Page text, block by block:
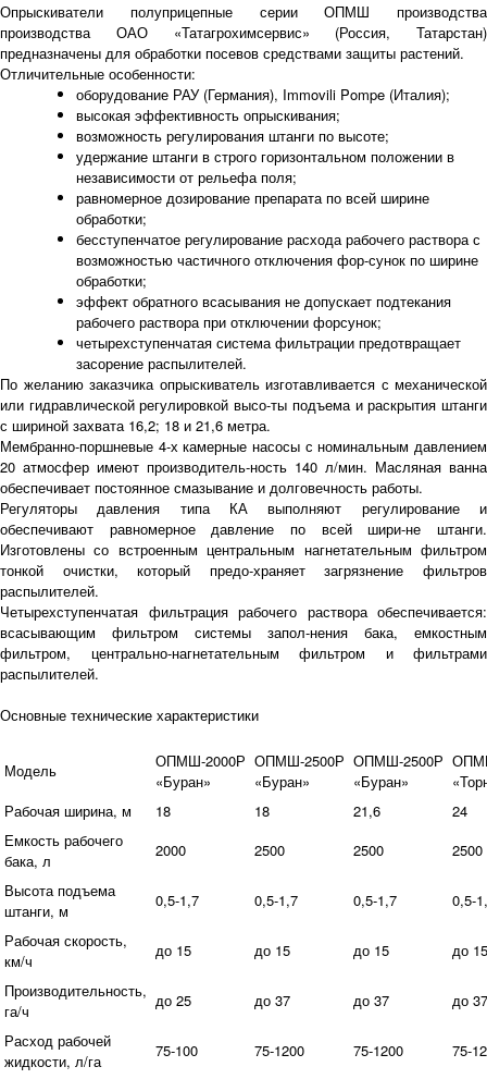
Опрыскиватели полуприцепные серии ОПМШ производства
производства ОАО «Татагрохимсервис» (Россия, Татарстан)
предназначены для обработки посевов средствами защиты растений.
Отличительные особенности:
оборудование РАУ (Германия), Immovili Pompe (Италия);
высокая эффективность опрыскивания;
возможность регулирования штанги по высоте;
удержание штанги в строго горизонтальном положении в
независимости от рельефа поля;
равномерное дозирование препарата по всей ширине
обработки;
бесступенчатое регулирование расхода рабочего раствора с
возможностью частичного отключения фор-сунок по ширине
обработки;
эффект обратного всасывания не допускает подтекания
рабочего раствора при отключении форсунок;
четырехступенчатая система фильтрации предотвращает
засорение распылителей.
По желанию заказчика опрыскиватель изготавливается с механической
или гидравлической регулировкой высо-ты подъема и раскрытия штанги
с шириной захвата 16,2; 18 и 21,6 метра.
Мембранно-поршневые 4-х камерные насосы с номинальным давлением
20 атмосфер имеют производитель-ность 140 л/мин. Масляная ванна
обеспечивает постоянное смазывание и долговечность работы.
Регуляторы давления типа КА выполняют регулирование и
обеспечивают равномерное давление по всей шири-не штанги.
Изготовлены со встроенным центральным нагнетательным фильтром
тонкой очистки, который предо-храняет загрязнение фильтров
распылителей.
Четырехступенчатая фильтрация рабочего раствора обеспечивается:
всасывающим фильтром системы запол-нения бака, емкостным
фильтром, центрально-нагнетательным фильтром и фильтрами
распылителей.
Основные технические характеристики
Модель
ОПМШ-2000Р
«Буран»
ОПМШ-2500Р
«Буран»
ОПМШ-2500Р
«Буран»
Рабочая ширина, м
18 18 21,6
24
Емкость рабочего
бака, л
2000 2500 2500
2500
Высота подъема
штанги, м
0,5-1,7 0,5-1,7 0,5-1,7
0,5-
Рабочая скорость,
км/ч
до 15 до 15 до 15
до 15
Производительность,
га/ч
до 25 до 37 до 37
до 37
Расход рабочей
жидкости, л/га
75-100 75-1200 75-1200
75-